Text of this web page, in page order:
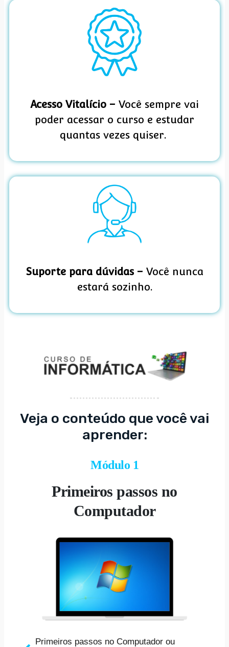
Acesso Vitalício – Você sempre vai
poder acessar o curso e estudar
quantas vezes quiser.
Suporte para dúvidas – Você nunca
estará sozinho.
Veja o conteúdo que você vai
aprender:
Módulo 1
Primeiros passos no
Computador
Primeiros passos no Computador ou